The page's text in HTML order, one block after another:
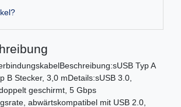
Typ A
B Stecker, 3,0 mDetails:sUSB 3.0,
geschirmt, 5 Gbps
abwärtskompatibel mit USB 2.0,